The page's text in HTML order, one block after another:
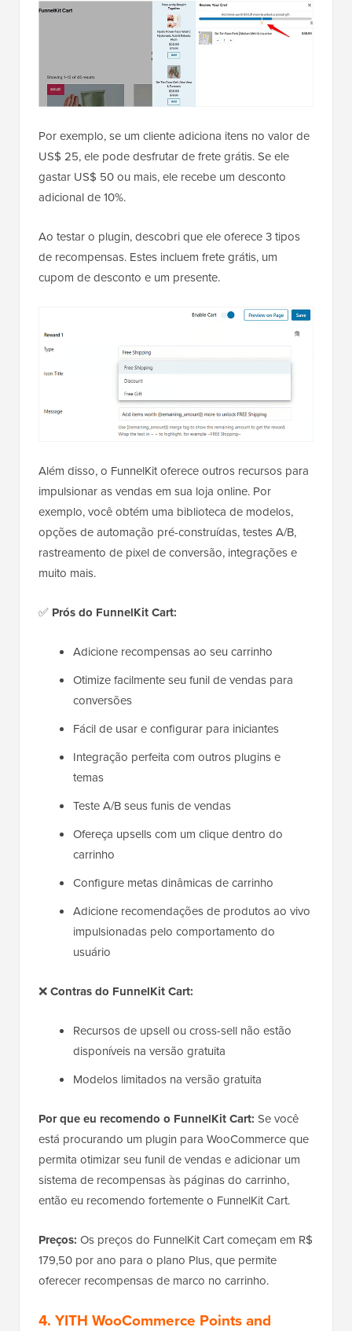
Por exemplo, se um cliente adiciona itens no valor de
US$ 25, ele pode desfrutar de frete grátis. Se ele
gastar US$ 50 ou mais, ele recebe um desconto
adicional de 10%.
Ao testar o plugin, descobri que ele oferece 3 tipos
de recompensas. Estes incluem frete grátis, um
cupom de desconto e um presente.
Além disso, o FunnelKit oferece outros recursos para
impulsionar as vendas em sua loja online. Por
exemplo, você obtém uma biblioteca de modelos,
opções de automação pré-construídas, testes A/B,
rastreamento de pixel de conversão, integrações e
muito mais.
✅ Prós do FunnelKit Cart:
Adicione recompensas ao seu carrinho
Otimize facilmente seu funil de vendas para
conversões
Fácil de usar e configurar para iniciantes
Integração perfeita com outros plugins e
temas
Teste A/B seus funis de vendas
Ofereça upsells com um clique dentro do
carrinho
Configure metas dinâmicas de carrinho
Adicione recomendações de produtos ao vivo
impulsionadas pelo comportamento do
usuário
❌Contras do FunnelKit Cart:
Recursos de upsell ou cross-sell não estão
disponíveis na versão gratuita
Modelos limitados na versão gratuita
Por que eu recomendo o FunnelKit Cart: Se você
está procurando um plugin para WooCommerce que
permita otimizar seu funil de vendas e adicionar um
sistema de recompensas às páginas do carrinho,
então eu recomendo fortemente o FunnelKit Cart.
Preços: Os preços do FunnelKit Cart começam em R$
179,50 por ano para o plano Plus, que permite
oferecer recompensas de marco no carrinho.
4. YITH WooCommerce Points and